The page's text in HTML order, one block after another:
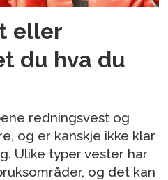
eller
du hva du
redningsvest og
og er kanskje ikke klar
Ulike typer vester har
og det kan